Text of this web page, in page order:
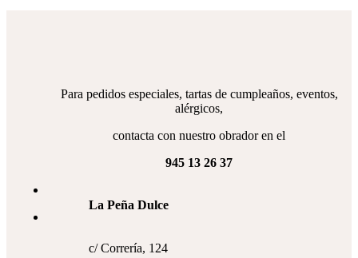
Para pedidos especiales, tartas de cumpleaños, eventos,
alérgicos,
contacta con nuestro obrador en el
945 13 26 37
La Peña Dulce
c/ Correría, 124